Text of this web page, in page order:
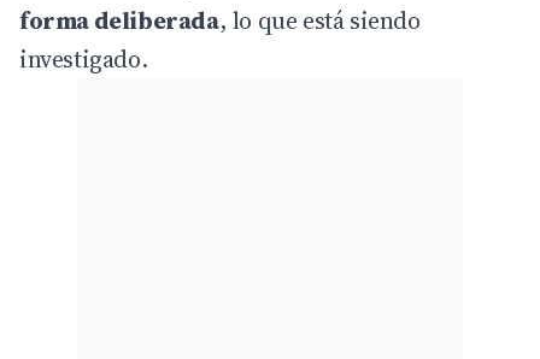
forma deliberada, lo que está siendo
investigado.